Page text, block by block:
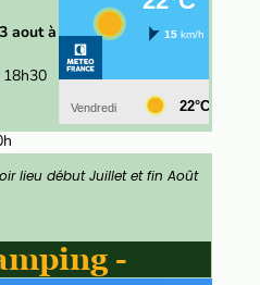
lieu début Juillet et fin Août
aout à fin
-